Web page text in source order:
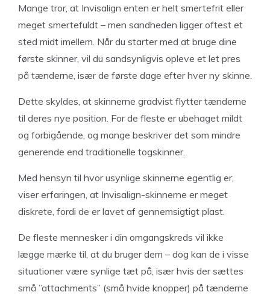
Mange tror, at Invisalign enten er helt smertefrit eller
meget smertefuldt – men sandheden ligger oftest et
sted midt imellem. Når du starter med at bruge dine
første skinner, vil du sandsynligvis opleve et let pres
på tænderne, især de første dage efter hver ny skinne.
Dette skyldes, at skinnerne gradvist flytter tænderne
til deres nye position. For de fleste er ubehaget mildt
og forbigående, og mange beskriver det som mindre
generende end traditionelle togskinner.
Med hensyn til hvor usynlige skinnerne egentlig er,
viser erfaringen, at Invisalign-skinnerne er meget
diskrete, fordi de er lavet af gennemsigtigt plast.
De fleste mennesker i din omgangskreds vil ikke
lægge mærke til, at du bruger dem – dog kan de i visse
situationer være synlige tæt på, især hvis der sættes
små ”attachments” (små hvide knopper) på tænderne